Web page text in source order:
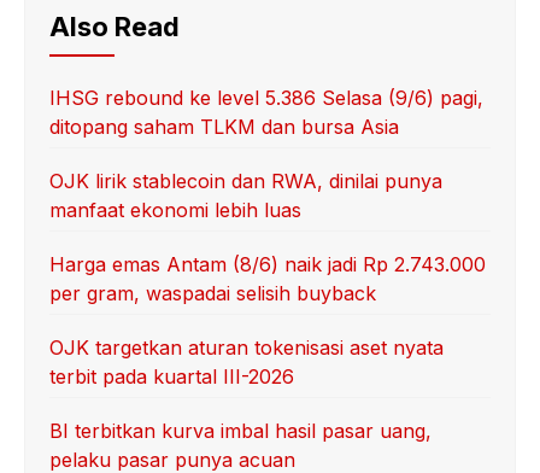
Also Read
IHSG rebound ke level 5.386 Selasa (9/6) pagi,
ditopang saham TLKM dan bursa Asia
OJK lirik stablecoin dan RWA, dinilai punya
manfaat ekonomi lebih luas
Harga emas Antam (8/6) naik jadi Rp 2.743.000
per gram, waspadai selisih buyback
OJK targetkan aturan tokenisasi aset nyata
terbit pada kuartal III-2026
BI terbitkan kurva imbal hasil pasar uang,
pelaku pasar punya acuan